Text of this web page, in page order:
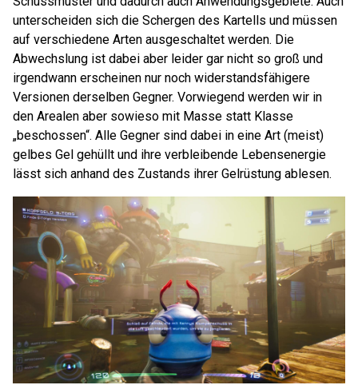
unterscheiden sich die Schergen des Kartells und müssen
auf verschiedene Arten ausgeschaltet werden. Die
Abwechslung ist dabei aber leider gar nicht so groß und
irgendwann erscheinen nur noch widerstandsfähigere
Versionen derselben Gegner. Vorwiegend werden wir in
den Arealen aber sowieso mit Masse statt Klasse
„beschossen“. Alle Gegner sind dabei in eine Art (meist)
gelbes Gel gehüllt und ihre verbleibende Lebensenergie
lässt sich anhand des Zustands ihrer Gelrüstung ablesen.